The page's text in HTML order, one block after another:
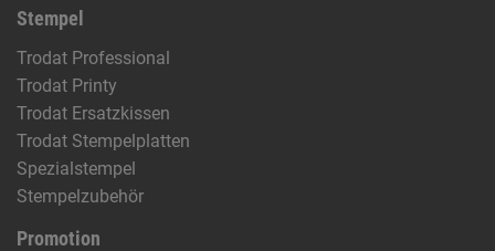
Stempel
Trodat Professional
Trodat Printy
Trodat Ersatzkissen
Trodat Stempelplatten
Spezialstempel
Stempelzubehör
Promotion